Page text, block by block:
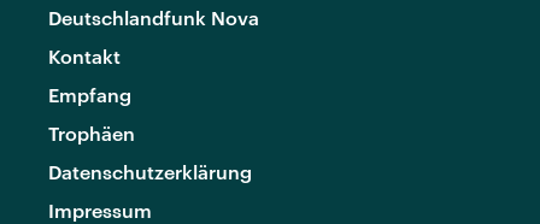
Deutschlandfunk Nova
Kontakt
Empfang
Trophäen
Datenschutzerklärung
Impressum